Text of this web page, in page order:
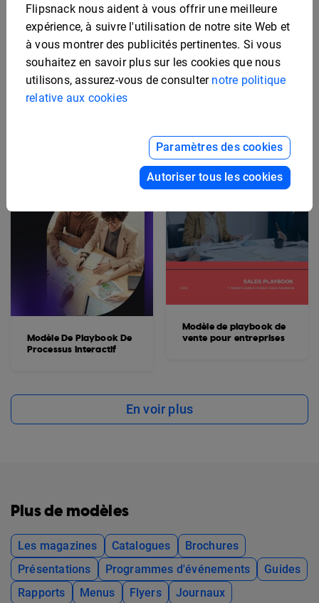
Modèle De Playbook De
Rétention Professionnel
Modèle De Playbook De
Processus Interactif
Modèle de playbook de
cadre d’intégration
Modèle de playbook de
vente pour entreprises
En voir plus
Plus de modèles
Les magazines Catalogues
Brochures
Présentations
Programmes d'événements
Guides
Rapports
Menus Flyers
Journaux
Flipsnack nous aident à vous offrir une meilleure
expérience, à suivre l'utilisation de notre site Web et
à vous montrer des publicités pertinentes. Si vous
souhaitez en savoir plus sur les cookies que nous
utilisons, assurez-vous de consulter notre politique
relative aux cookies
Paramètres des cookies
Autoriser tous les cookies